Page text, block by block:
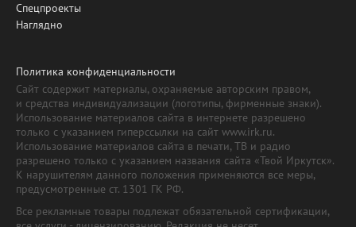
Спецпроекты
Наглядно
Политика конфиденциальности
Сайт содержит материалы, охраняемые авторским правом,
и средства индивидуализации (логотипы, фирменные знаки).
Использование материалов сайта в интернете разрешено
только с указанием гиперссылки на сайт www.irk.ru.
Использование материалов сайта в печати, ТВ и радио
разрешено только с указанием названия сайта «Твой Иркутск».
К нарушителям данного положения применяются все меры,
предусмотренные ст. 1301 ГК РФ.
Все рекламные товары подлежат обязательной сертификации,